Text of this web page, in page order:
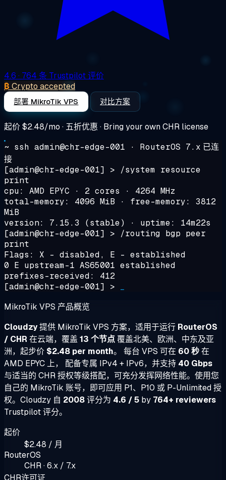
4.6 · 764 条 Trustpilot 评价
₿ Crypto accepted
部署 MikroTik VPS 对比方案
起价$2.48/mo · 五折优惠 · Bring your own CHR license
~ ssh admin@chr-edge-001 · RouterOS 7.x 已连
接
[admin@chr-edge-001] >
/system resource
print
cpu: AMD EPYC · 2 cores · 4264 MHz
total-memory: 4096 MiB · free-memory: 3812
MiB
version: 7.15.3 (stable) · uptime: 14m22s
[admin@chr-edge-001] >
/routing bgp peer
print
Flags: X - disabled, E - established
0 E upstream-1 AS65001 established
prefixes-received: 412
[admin@chr-edge-001] >
MikroTik VPS 产品概览
Cloudzy提供 MikroTik VPS 方案，适用于运行 RouterOS
/ CHR 在云端，覆盖 13 个节点覆盖北美、欧洲、中东及亚
洲，起步价 $2.48 per month。 每台 VPS 可在 60 秒在
AMD EPYC 上， 配备专属 IPv4 + IPv6，并支持 40 Gbps
与适当的 CHR 授权等级搭配，可充分发挥网络性能。使用您
自己的 MikroTik 账号，即可应用 P1、P10 或 P-Unlimited 授
权。Cloudzy 自 2008评分为 4.6 / 5 by 764+ reviewers
Trustpilot 评分。
起价
$2.48 / 月
RouterOS
CHR · 6.x / 7.x
CHR许可证